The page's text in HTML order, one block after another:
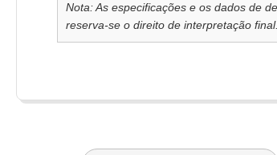
Nota: As especificações e os dados de
reserva-se o direito de interpretação final.